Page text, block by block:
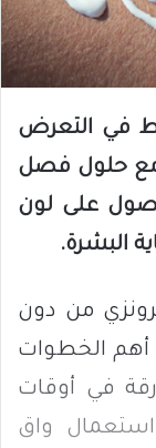
في التعرض
حلول فصل
على لون
البشرة.
من دون
أهم الخطوات
في أوقات
واق